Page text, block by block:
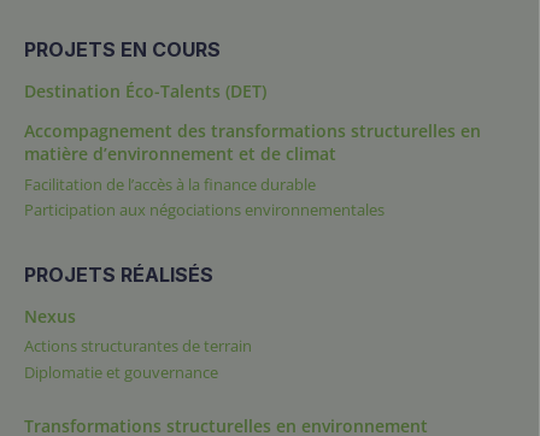
PROJETS EN COURS
Destination Éco-Talents (DET)
Accompagnement des transformations structurelles en
matière d’environnement et de climat
Facilitation de l’accès à la finance durable
Participation aux négociations environnementales
PROJETS RÉALISÉS
Nexus
Actions structurantes de terrain
Diplomatie et gouvernance
Transformations structurelles en environnement